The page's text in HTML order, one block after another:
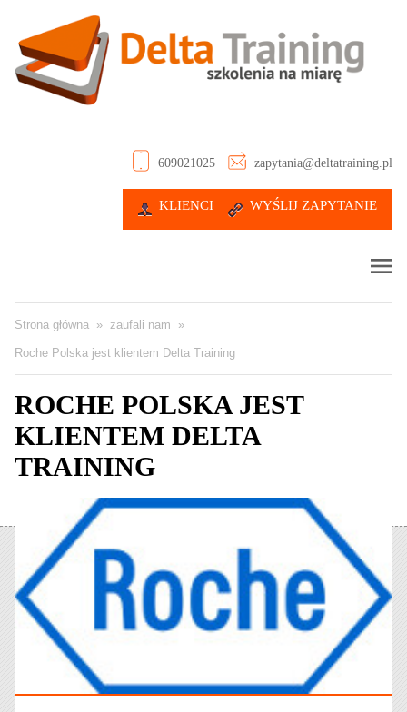
609021025 zapytania@deltatraining.pl
KLIENCI WYŚLIJ ZAPYTANIE
Strona główna » zaufali nam »
Roche Polska jest klientem Delta Training
ROCHE POLSKA JEST
KLIENTEM DELTA
TRAINING